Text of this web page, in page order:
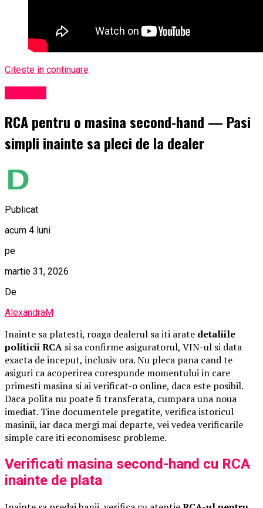
Citeste in continuare
RCA pentru o masina second-hand — Pasi
simpli inainte sa pleci de la dealer
Publicat
acum 4 luni
pe
martie 31, 2026
De
AlexandraM
Inainte sa platesti, roaga dealerul sa iti arate detaliile
politicii RCA si sa confirme asiguratorul, VIN-ul si data
exacta de inceput, inclusiv ora. Nu pleca pana cand te
asiguri ca acoperirea corespunde momentului in care
primesti masina si ai verificat-o online, daca este posibil.
Daca polita nu poate fi transferata, cumpara una noua
imediat. Tine documentele pregatite, verifica istoricul
masinii, iar daca mergi mai departe, vei vedea verificarile
simple care iti economisesc probleme.
Verificati masina second-hand cu RCA
inainte de plata